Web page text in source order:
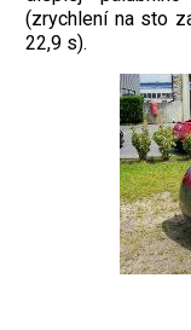
(zrychlení na sto
22,9 s).